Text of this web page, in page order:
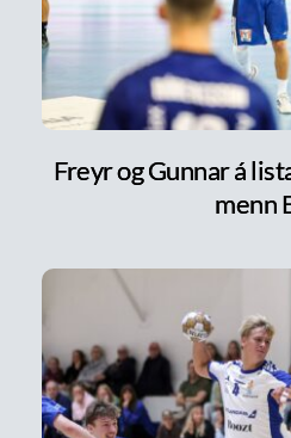
Freyr og Gunnar á
menn